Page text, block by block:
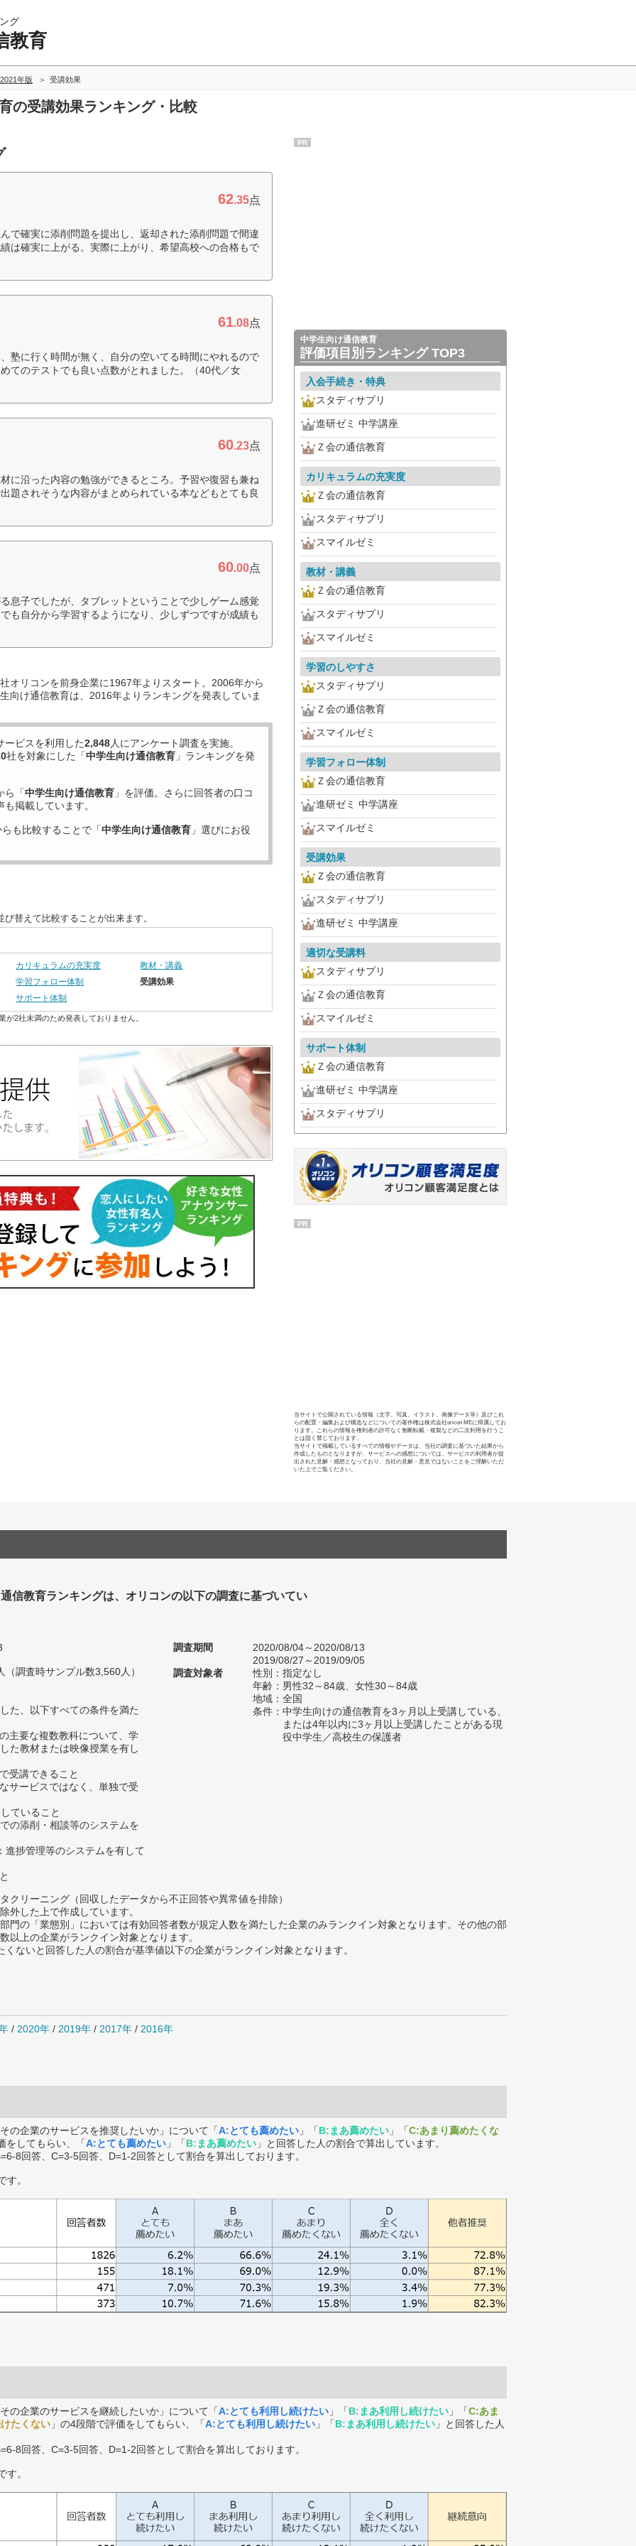
グ
教育
2021年版 受講効果
の受講効果ランキング・比較
62.35点
で確実に添削問題を提出し、返却された添削問題で間違
は確実に上がる。実際に上がり、希望高校への合格もで
61.08点
塾に行く時間が無く、自分の空いてる時間にやれるので
てのテストでも良い点数がとれました。（40代／女
60.23点
に沿った内容の勉強ができるところ。予習や復習も兼ね
題されそうな内容がまとめられている本などもとても良
60.00点
息子でしたが、タブレットということで少しゲーム感覚
も自分から学習するようになり、少しずつですが成績も
オリコンを前身企業に1967年よりスタート。2006年から
向け通信教育は、2016年よりランキングを発表していま
ービスを利用した2,848人にアンケート調査を実施。
社を対象にした「中学生向け通信教育 」ランキングを発
ら「中学生向け通信教育 」を評価。さらに回答者の口コ
掲載しています。
も比較することで「中学生向け通信教育 」選びにお役
替えて比較することが出来ます。
カリキュラムの充実度
教材・講義
学習フォロー体制
受講効果
サポート体制
2社未満のため発表しておりません。
PR
中学生向け通信教育
評価項目別ランキング TOP3
入会手続き・特典
スタディサプリ
進研ゼミ 中学講座
Ｚ会の通信教育
カリキュラムの充実度
Ｚ会の通信教育
スタディサプリ
スマイルゼミ
教材・講義
Ｚ会の通信教育
スタディサプリ
スマイルゼミ
学習のしやすさ
スタディサプリ
Ｚ会の通信教育
スマイルゼミ
学習フォロー体制
Ｚ会の通信教育
進研ゼミ 中学講座
スマイルゼミ
受講効果
Ｚ会の通信教育
スタディサプリ
進研ゼミ 中学講座
適切な受講料
スタディサプリ
Ｚ会の通信教育
スマイルゼミ
サポート体制
Ｚ会の通信教育
進研ゼミ 中学講座
スタディサプリ
PR
当サイトで公開されている情報（文字、写真、イラスト、画像データ等）及びこれ
らの配置・編集および構造などについての著作権は株式会社oricon MEに帰属してお
ります。これらの情報を権利者の許可なく無断転載・複製などの二次利用を行うこ
とは固く禁じております。
当サイトで掲載しているすべての情報やデータは、当社の調査に基づいた結果から
作成したものとなりますが、サービスへの感想については、サービスの利用者が提
出された見解・感想となっており、当社の見解・意見ではないことをご理解いただ
いた上でご覧ください。
信教育ランキングは、オリコンの以下の調査に基づいてい
（調査時サンプル数3,560人）
た、以下すべての条件を満た
主要な複数教科について、学
た教材または映像授業を有し
受講できること
サービスではなく、単独で受
ていること
の添削・相談等のシステムを
進捗管理等のシステムを有して
調査期間
2020/08/04～2020/08/13
2019/08/27～2019/09/05
調査対象者
性別：指定なし
年齢：男性32～84歳、女性30～84歳
地域：全国
条件：中学生向けの通信教育を3ヶ月以上受講している、
または4年以内に3ヶ月以上受講したことがある現
役中学生／高校生の保護者
リーニング（回収したデータから不正回答や異常値を排除）
した上で作成しています。
門の「業態別」においては有効回答者数が規定人数を満たした企業のみランクイン対象となります。その他の部
以上の企業がランクイン対象となります。
ないと回答した人の割合が基準値以下の企業がランクイン対象となります。
/ 2020年 / 2019年 / 2017年 / 2016年
の企業のサービスを推奨したいか」について「A:とても薦めたい 」「B:まあ薦めたい 」「C:あまり薦めたくな
をしてもらい、「A:とても薦めたい 」「B:まあ薦めたい 」と回答した人の割合で算出しています。
8回答、C=3-5回答、D=1-2回答として割合を算出しております。
。
の企業のサービスを継続したいか」について「A:とても利用し続けたい 」「B:まあ利用し続けたい 」「C:あま
たくない 」の4段階で評価をしてもらい、「A:とても利用し続けたい 」「B:まあ利用し続けたい 」と回答した人
8回答、C=3-5回答、D=1-2回答として割合を算出しております。
。